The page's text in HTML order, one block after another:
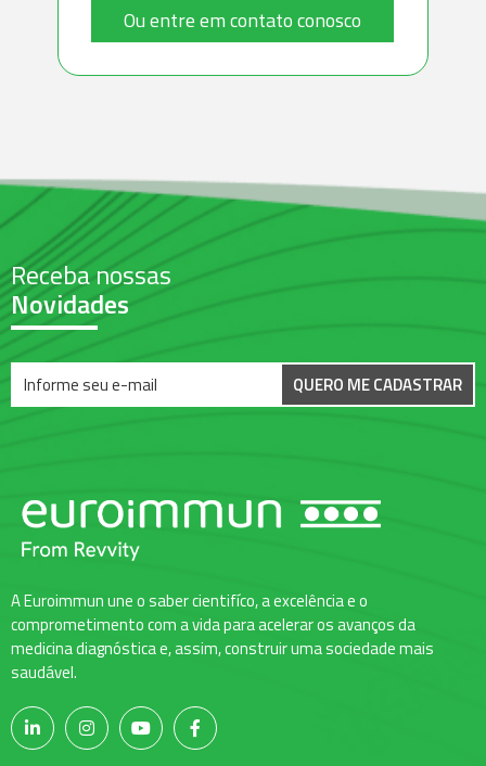
Ou entre em contato conosco
Receba nossas
Novidades
QUERO ME CADASTRAR
A Euroimmun une o saber cientifíco, a excelência e o
comprometimento com a vida para acelerar os avanços da
medicina diagnóstica e, assim, construir uma sociedade mais
saudável.